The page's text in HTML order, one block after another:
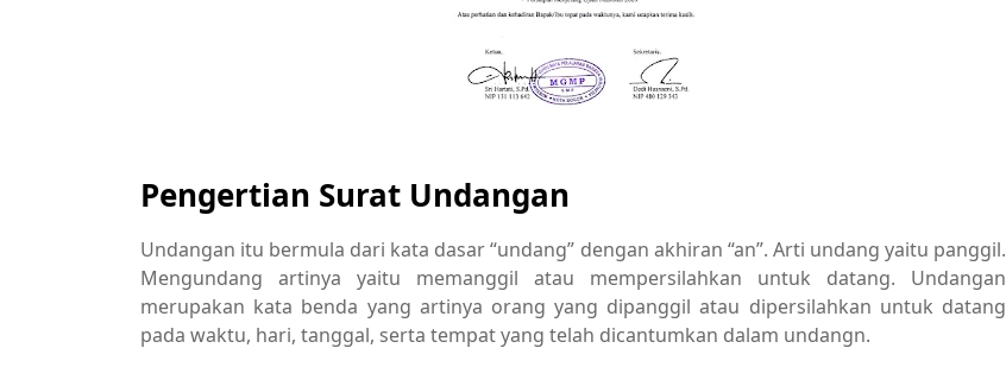
Pengertian Surat Undangan
Undangan itu bermula dari kata dasar “undang” dengan akhiran “an”. Arti undang yaitu panggil.
Mengundang artinya yaitu memanggil atau mempersilahkan untuk datang. Undangan
merupakan kata benda yang artinya orang yang dipanggil atau dipersilahkan untuk datang
pada waktu, hari, tanggal, serta tempat yang telah dicantumkan dalam undangn.